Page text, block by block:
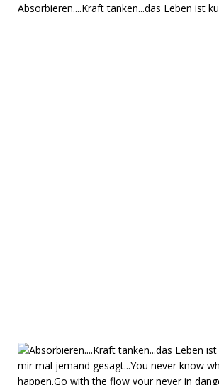
Absorbieren....Kraft tanken...das Leben ist